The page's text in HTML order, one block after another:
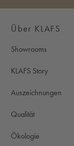
Über KLAFS
Showrooms
KLAFS Story
Auszeichnungen
Qualität
Ökologie